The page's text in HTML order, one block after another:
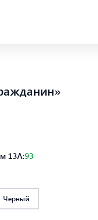
13А:93
Черный